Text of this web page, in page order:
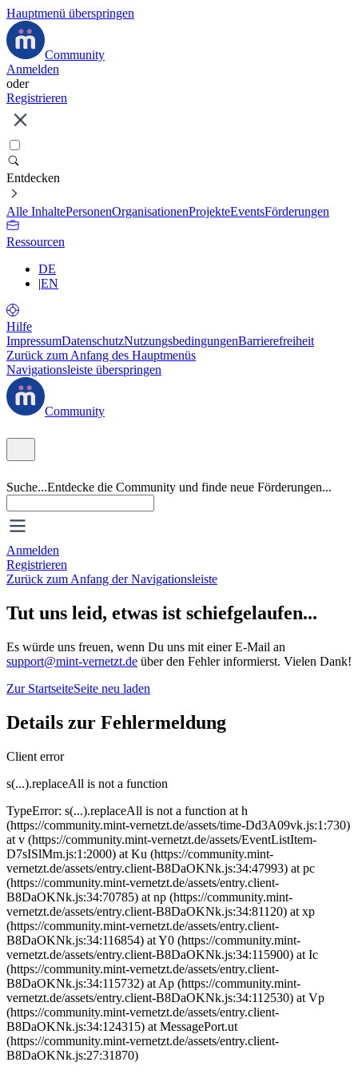
Hauptmenü überspringen
Community
Anmelden
oder
Registrieren
Entdecken
Alle InhaltePersonenOrganisationenProjekteEventsFörderungen
Ressourcen
DE
|EN
Hilfe
ImpressumDatenschutzNutzungsbedingungenBarrierefreiheit
Zurück zum Anfang des Hauptmenüs
Navigationsleiste überspringen
Community
Suche...Entdecke die Community und finde neue Förderungen...
Anmelden
Registrieren
Zurück zum Anfang der Navigationsleiste
Tut uns leid, etwas ist schiefgelaufen...
Es würde uns freuen, wenn Du uns mit einer E-Mail an
support@mint-vernetzt.de über den Fehler informierst. Vielen Dank!
Zur StartseiteSeite neu laden
Details zur Fehlermeldung
Client error
s(...).replaceAll is not a function
TypeError: s(...).replaceAll is not a function at h
(https://community.mint-vernetzt.de/assets/time-Dd3A09vk.js:1:730)
at v (https://community.mint-vernetzt.de/assets/EventListItem-
D7sISlMm.js:1:2000) at Ku (https://community.mint-
vernetzt.de/assets/entry.client-B8DaOKNk.js:34:47993) at pc
(https://community.mint-vernetzt.de/assets/entry.client-
B8DaOKNk.js:34:70785) at np (https://community.mint-
vernetzt.de/assets/entry.client-B8DaOKNk.js:34:81120) at xp
(https://community.mint-vernetzt.de/assets/entry.client-
B8DaOKNk.js:34:116854) at Y0 (https://community.mint-
vernetzt.de/assets/entry.client-B8DaOKNk.js:34:115900) at Ic
(https://community.mint-vernetzt.de/assets/entry.client-
B8DaOKNk.js:34:115732) at Ap (https://community.mint-
vernetzt.de/assets/entry.client-B8DaOKNk.js:34:112530) at Vp
(https://community.mint-vernetzt.de/assets/entry.client-
B8DaOKNk.js:34:124315) at MessagePort.ut
(https://community.mint-vernetzt.de/assets/entry.client-
B8DaOKNk.js:27:31870)